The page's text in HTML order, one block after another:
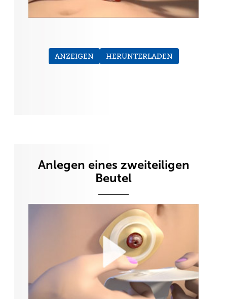
ANZEIGEN HERUNTERLADEN
Anlegen eines zweiteiligen
Beutel